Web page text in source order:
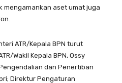
mengamankan aset umat juga
ATR/Kepala BPN turut
Wakil Kepala BPN, Ossy
dan Penertiban
Direktur Pengaturan